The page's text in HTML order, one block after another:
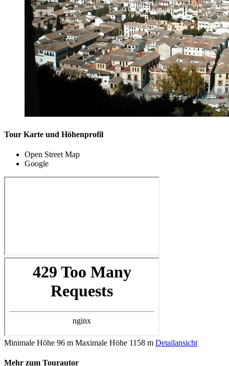
Tour Karte und Höhenprofil
Open Street Map
Google
Minimale Höhe 96 m Maximale Höhe 1158 m Detailansicht
Mehr zum Tourautor